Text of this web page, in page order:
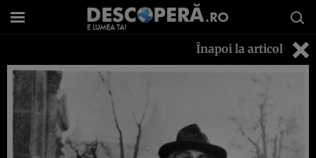
Înapoi la articol